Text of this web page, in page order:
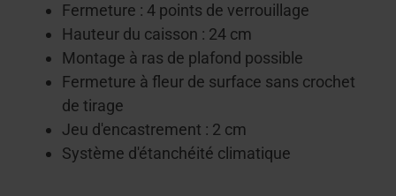
Fermeture : 4 points de verrouillage
Hauteur du caisson : 24 cm
Montage à ras de plafond possible
Fermeture à fleur de surface sans crochet
de tirage
Jeu d'encastrement : 2 cm
Système d'étanchéité climatique